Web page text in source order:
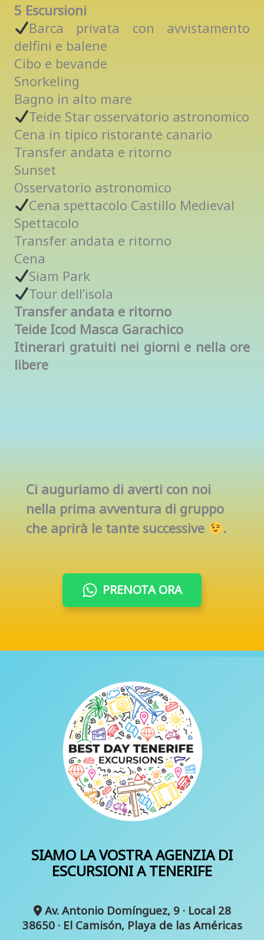
5 Escursioni
Barca privata con avvistamento
delfini e balene
Cibo e bevande
Snorkeling
Bagno in alto mare
Teide Star osservatorio astronomico
Cena in tipico ristorante canario
Transfer andata e ritorno
Sunset
Osservatorio astronomico
Cena spettacolo Castillo Medieval
Spettacolo
Transfer andata e ritorno
Cena
Siam Park
Tour dell’isola
Transfer andata e ritorno
Teide Icod Masca Garachico
Itinerari gratuiti nei giorni e nella ore
libere
Ci auguriamo di averti con noi
nella prima avventura di gruppo
che aprirà le tante successive
.
PRENOTA ORA
SIAMO LA VOSTRA AGENZIA DI
ESCURSIONI A TENERIFE
Av. Antonio Domínguez, 9 · Local 28
38650 · El Camisón, Playa de las Américas